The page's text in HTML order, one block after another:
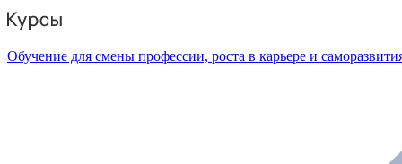
Обучение для смены профессии, роста в карьере и